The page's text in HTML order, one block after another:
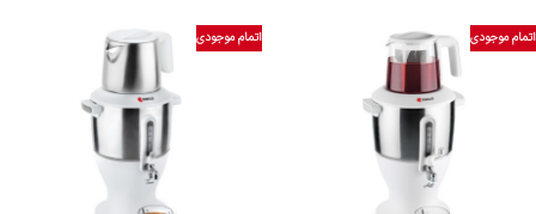
اتمام موجودی اتمام موجودی